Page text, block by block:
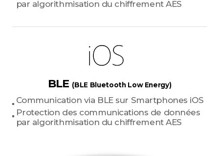
par algorithmisation du chiffrement AES
BLE (BLE Bluetooth Low Energy)
Communication via BLE sur Smartphones iOS
Protection des communications de données
par algorithmisation du chiffrement AES